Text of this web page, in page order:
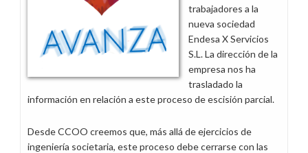
trabajadores a la
nueva sociedad
Endesa X Servicios
S.L. La dirección de la
empresa nos ha
trasladado la
información en relación a este proceso de escisión parcial.
Desde CCOO creemos que, más allá de ejercicios de
ingeniería societaria, este proceso debe cerrarse con las